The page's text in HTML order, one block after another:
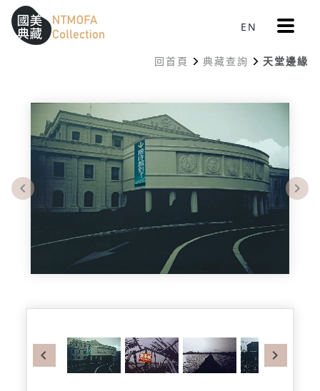
跳到中間主要內容區
網站導覽
::: EN 更
多
單
回首頁 典藏查詢 天堂邊緣
Previous
Previous